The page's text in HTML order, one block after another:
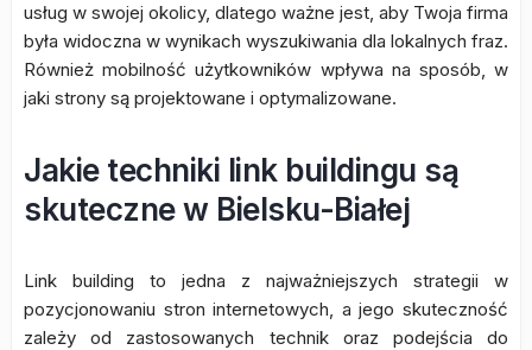
usług w swojej okolicy, dlatego ważne jest, aby Twoja firma
była widoczna w wynikach wyszukiwania dla lokalnych fraz.
Również mobilność użytkowników wpływa na sposób, w
jaki strony są projektowane i optymalizowane.
Jakie techniki link buildingu są
skuteczne w Bielsku-Białej
Link building to jedna z najważniejszych strategii w
pozycjonowaniu stron internetowych, a jego skuteczność
zależy od zastosowanych technik oraz podejścia do